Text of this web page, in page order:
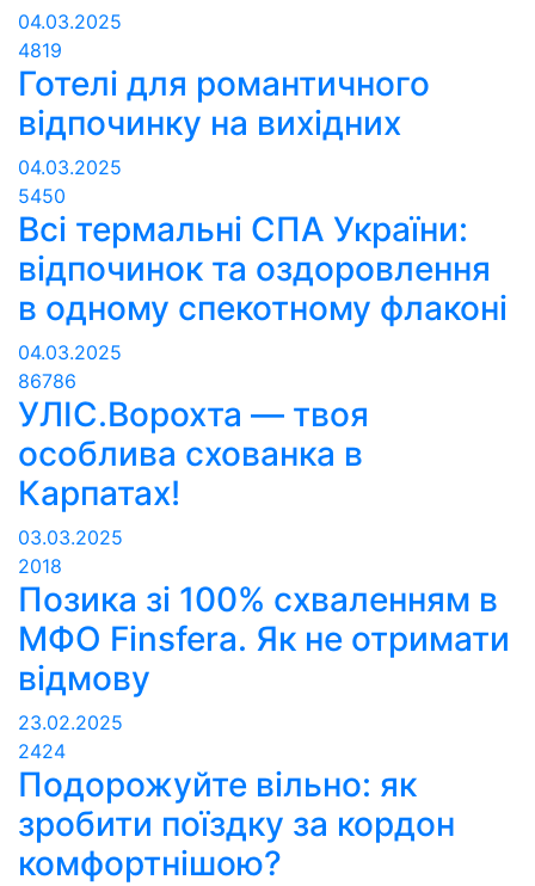
04.03.2025
4819
Готелі для романтичного
відпочинку на вихідних
04.03.2025
5450
Всі термальні СПА України:
відпочинок та оздоровлення
в одному спекотному флаконі
04.03.2025
86786
УЛІС.Ворохта — твоя
особлива схованка в
Карпатах!
03.03.2025
2018
Позика зі 100% схваленням в
МФО Finsfera. Як не отримати
відмову
23.02.2025
2424
Подорожуйте вільно: як
зробити поїздку за кордон
комфортнішою?